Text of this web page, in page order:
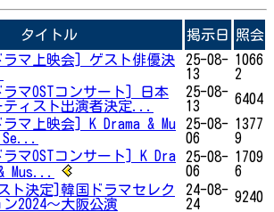
タイトル 掲示日 照会
ラマ上映会] ゲスト俳優決
25-08-
13
1066
2
ラマOSTコンサート] 日本
ティスト出演者決定...
25-08-
13
6404
ラマ上映会] K Drama & Mu
25-08-
06
1377
9
ラマOSTコンサート] K Dra
Mus...
25-08-
06
1709
6
ト決定]韓国ドラマセレク
ン2024～大阪公演
24-08-
24
9240